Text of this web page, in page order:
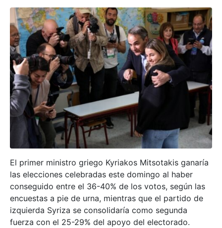
El primer ministro griego Kyriakos Mitsotakis ganaría
las elecciones celebradas este domingo al haber
conseguido entre el 36-40% de los votos, según las
encuestas a pie de urna, mientras que el partido de
izquierda Syriza se consolidaría como segunda
fuerza con el 25-29% del apoyo del electorado.